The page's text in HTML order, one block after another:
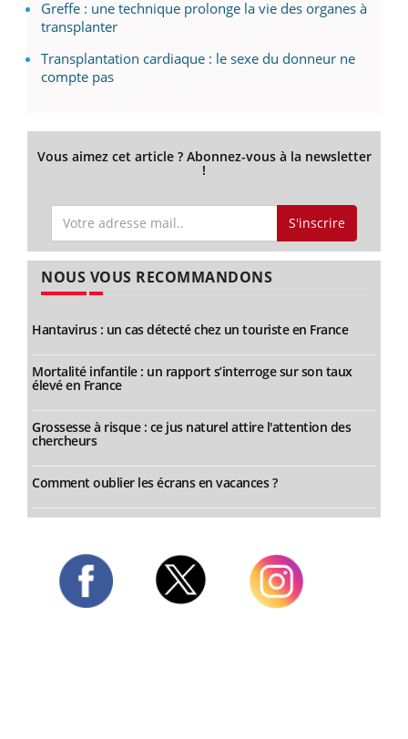
Greffe : une technique prolonge la vie des organes à
transplanter
Transplantation cardiaque : le sexe du donneur ne
compte pas
Vous aimez cet article ? Abonnez-vous à la newsletter
!
S'inscrire
NOUS VOUS RECOMMANDONS
Hantavirus : un cas détecté chez un touriste en France
Mortalité infantile : un rapport s’interroge sur son taux
élevé en France
Grossesse à risque : ce jus naturel attire l'attention des
chercheurs
Comment oublier les écrans en vacances ?